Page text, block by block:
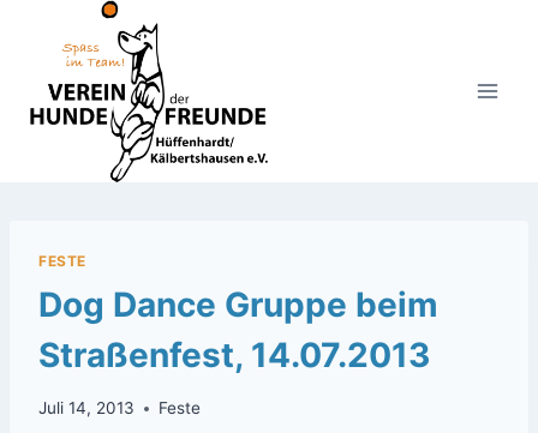
springen
FESTE
Dog Dance Gruppe beim
Straßenfest, 14.07.2013
Juli 14, 2013 Feste